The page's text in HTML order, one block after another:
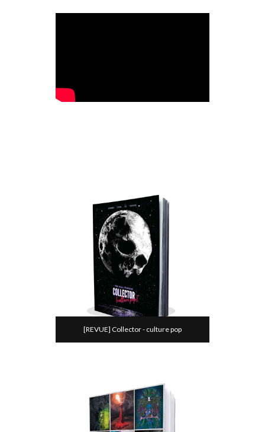
[REVUE] Collector - culture pop